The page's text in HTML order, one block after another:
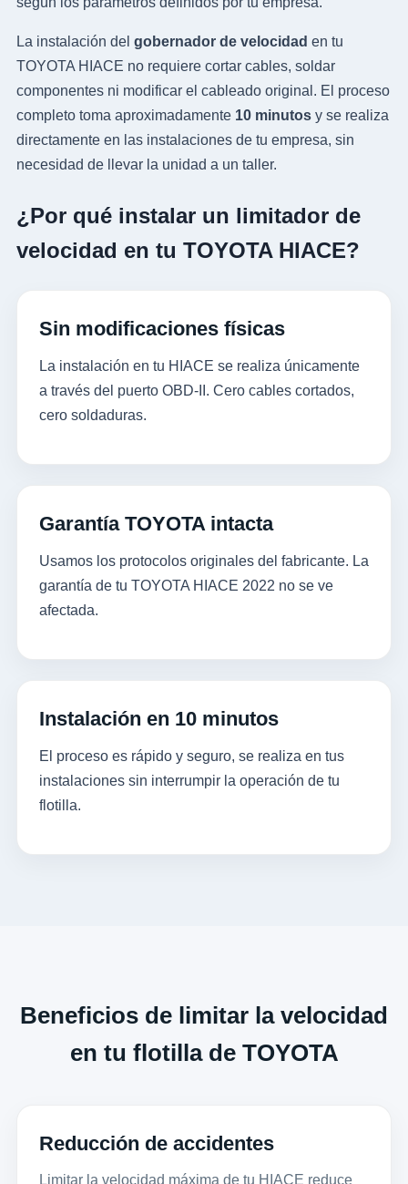
La instalación del gobernador de velocidad en tu
TOYOTA HIACE no requiere cortar cables, soldar
componentes ni modificar el cableado original. El proceso
completo toma aproximadamente 10 minutosy se realiza
directamente en las instalaciones de tu empresa, sin
necesidad de llevar la unidad a un taller.
¿Por qué instalar un limitador de
velocidad en tu TOYOTA HIACE?
Sin modificaciones físicas
La instalación en tu HIACE se realiza únicamente
a través del puerto OBD-II. Cero cables cortados,
cero soldaduras.
Garantía TOYOTA intacta
Usamos los protocolos originales del fabricante. La
garantía de tu TOYOTA HIACE 2022 no se ve
afectada.
Instalación en 10 minutos
El proceso es rápido y seguro, se realiza en tus
instalaciones sin interrumpir la operación de tu
flotilla.
Beneficios de limitar la velocidad
en tu flotilla de TOYOTA
Reducción de accidentes
Limitar la velocidad máxima de tu HIACE reduce